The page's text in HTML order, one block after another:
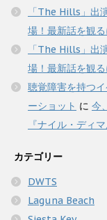
「The Hills」出
場！最新話を観る
「The Hills」出
場！最新話を観る
聴覚障害を持つ
ーショット に 今
『ナイル・ディ
カテゴリー
DWTS
Laguna Beach